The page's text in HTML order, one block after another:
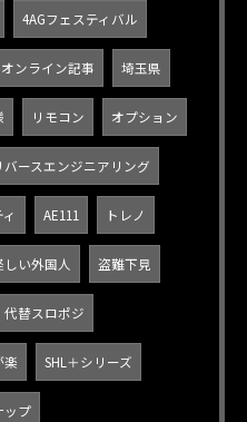
4AGフェスティバル
オンライン記事 埼玉県
リモコン オプション
バースエンジニアリング
AE111 トレノ
しい外国人 盗難下見
代替スロポジ
楽 SHL＋シリーズ
ップ